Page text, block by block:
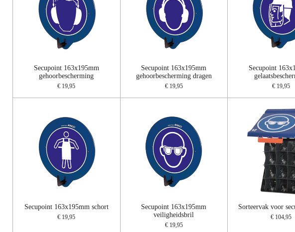
Secupoint 163x195mm
gehoorbescherming
€ 19,95
Secupoint 163x195mm
gehoorbescherming dragen
€ 19,95
Secupoint
€ 19,95
Secupoint 163x195mm schort
€ 19,95
Secupoint 163x195mm
veiligheidsbril
€ 19,95
Sorteervak voor
€ 104,95